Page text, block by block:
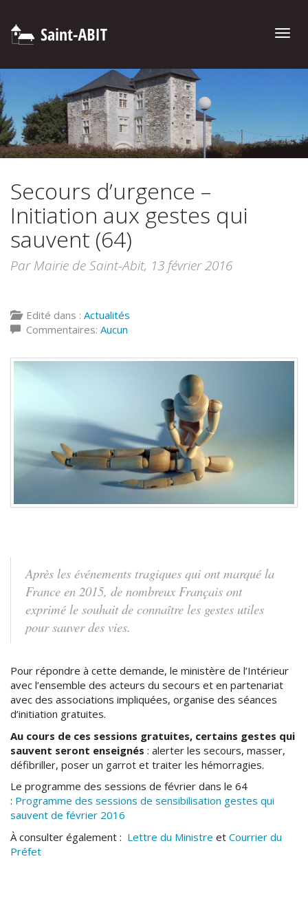
Toggle
Secours d’urgence –
Initiation aux gestes qui
sauvent (64)
Par Mairie de Saint-Abit, 13 février 2016
Edité dans : Actualités
Commentaires: Aucun
Après les événements tragiques qui ont marqué la
France en 2015, de nombreux Français ont
exprimé le souhait de connaître les gestes utiles
pour sauver des vies.
Pour répondre à cette demande, le ministère de l’Intérieur
avec l’ensemble des acteurs du secours et en partenariat
avec des associations impliquées, organise des séances
d’initiation gratuites.
Au cours de ces sessions gratuites, certains gestes qui
sauvent seront enseignés : alerter les secours, masser,
défibriller, poser un garrot et traiter les hémorragies.
Le programme des sessions de février dans le 64
: Programme des sessions de sensibilisation gestes qui
sauvent de février 2016
À consulter également : Lettre du Ministre et Courrier du
Préfet